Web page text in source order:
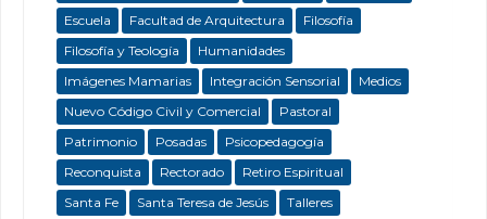
Escuela
Facultad de Arquitectura
Filosofía
Filosofía y Teología
Humanidades
Imágenes Mamarias
Integración Sensorial
Medios
Nuevo Código Civil y Comercial
Pastoral
Patrimonio
Posadas
Psicopedagogía
Reconquista
Rectorado
Retiro Espiritual
Santa Fe
Santa Teresa de Jesús
Talleres